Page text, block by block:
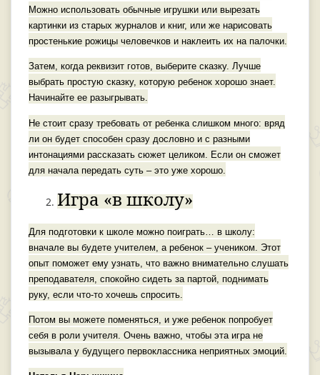
Можно использовать обычные игрушки или вырезать
картинки из старых журналов и книг, или же нарисовать
простенькие рожицы человечков и наклеить их на палочки.
Затем, когда реквизит готов, выберите сказку. Лучше
выбрать простую сказку, которую ребенок хорошо знает.
Начинайте ее разыгрывать.
Не стоит сразу требовать от ребенка слишком много: вряд
ли он будет способен сразу дословно и с разными
интонациями рассказать сюжет целиком. Если он сможет
для начала передать суть – это уже хорошо.
Игра «в школу»
Для подготовки к школе можно поиграть… в школу:
вначале вы будете учителем, а ребенок – учеником. Этот
опыт поможет ему узнать, что важно внимательно слушать
преподавателя, спокойно сидеть за партой, поднимать
руку, если что-то хочешь спросить.
Потом вы можете поменяться, и уже ребенок попробует
себя в роли учителя. Очень важно, чтобы эта игра не
вызывала у будущего первоклассника неприятных эмоций.